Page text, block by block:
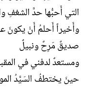
التي أَحبُّها حدَّ الشغفِ
وأَخيراً أَحلمُ أَنْ يكونَ
صديقٌ مَرِحٌ ونبيلٌ
ومستعدٌ لدفني في
حينَ يختطفُ السَيَّدُ